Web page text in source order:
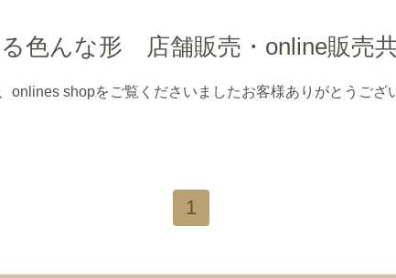
色んな形 店舗販売・online販売
onlines shopをご覧くださいましたお客様ありがとうござ
1